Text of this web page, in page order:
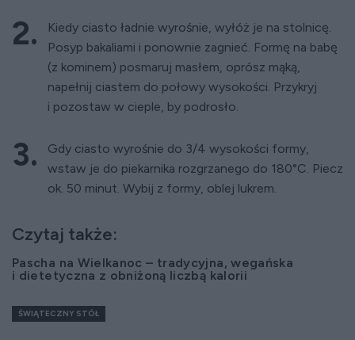
Kiedy ciasto ładnie wyrośnie, wyłóż je na stolnicę.
Posyp bakaliami i ponownie zagnieć. Formę na babę
(z kominem) posmaruj masłem, oprósz mąką,
napełnij ciastem do połowy wysokości. Przykryj
i pozostaw w cieple, by podrosło.
Gdy ciasto wyrośnie do 3/4 wysokości formy,
wstaw je do piekarnika rozgrzanego do 180°C. Piecz
ok. 50 minut. Wybij z formy, oblej lukrem.
Czytaj także:
Pascha na Wielkanoc – tradycyjna, wegańska
i dietetyczna z obniżoną liczbą kalorii
ŚWIĄTECZNY STÓŁ